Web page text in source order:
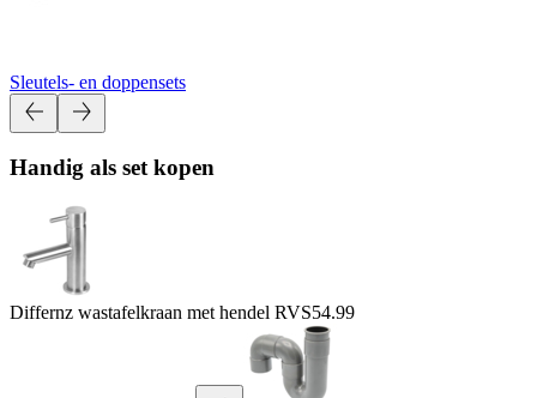
Sleutels- en doppensets
Handig als set kopen
Differnz wastafelkraan met hendel RVS54.99